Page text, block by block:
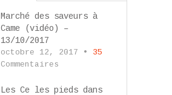
Marché des saveurs à
Came (vidéo) –
13/10/2017
octobre 12, 2017 • 35
Commentaires
Les Ce les pieds dans